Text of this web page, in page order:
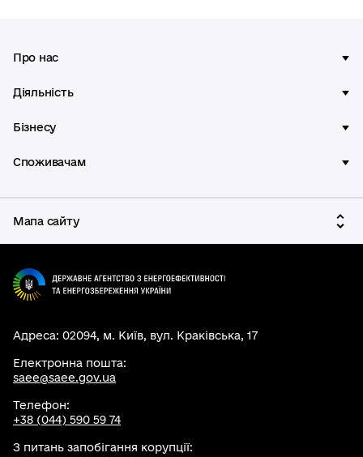
Про нас
Діяльність
Бізнесу
Споживачам
Мапа сайту
Адреса: 02094, м. Київ, вул. Краківська, 17
Електронна пошта:
saee@saee.gov.ua
Телефон:
+38 (044) 590 59 74
З питань запобігання корупції: